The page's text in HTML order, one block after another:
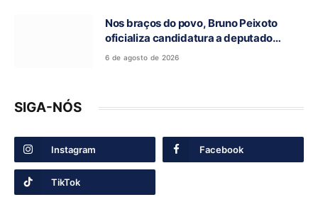
Nos braços do povo, Bruno Peixoto
oficializa candidatura a deputado
federal em convenção do União Brasil
6 de agosto de 2026
SIGA-NÓS
Instagram Facebook
TikTok